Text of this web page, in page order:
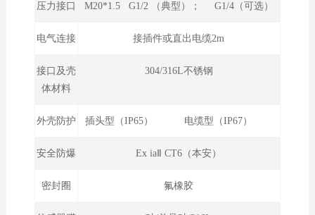
压力接口 M20*1.5 G1/2 （典型）； G1/4（可选）
电气连接 接插件或直出电缆2m
接口及壳
体材料
304/316L不锈钢
外壳防护 插头型（IP65） 电缆型（IP67）
安全防爆 Ex iaⅡ CT6（本安）
密封圈 氟橡胶